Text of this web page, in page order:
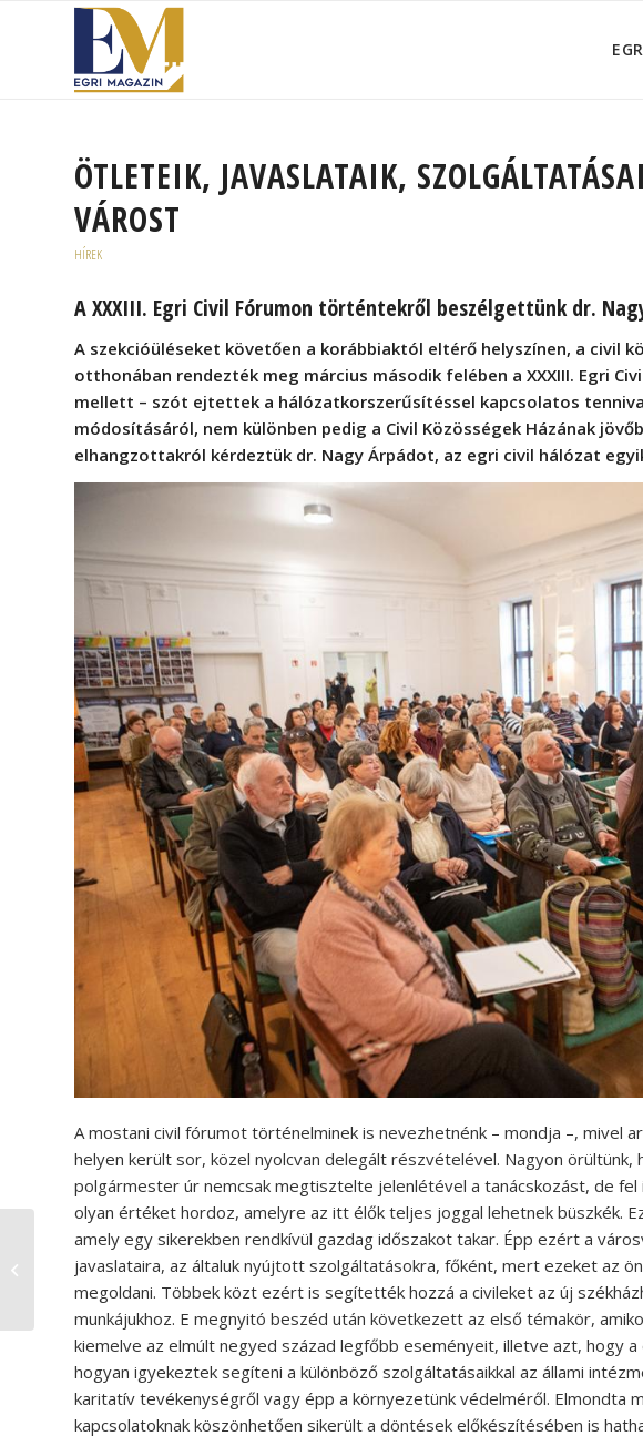
ÖTLETEIK, JAVASLATAIK,
VÁROST
HÍREK
A XXXIII. Egri Civil Fórumon történtekről beszélgettünk dr.
A szekcióüléseket követően a korábbiaktól eltérő helyszínen, a civil
otthonában rendezték meg március második felében a XXXIII. Egri
mellett – szót ejtettek a hálózatkorszerűsítéssel kapcsolatos
módosításáról, nem különben pedig a Civil Közösségek Házának
elhangzottakról kérdeztük dr. Nagy Árpádot, az egri civil hálózat
A mostani civil fórumot történelminek is nevezhetnénk – mondja –, mivel
helyen került sor, közel nyolcvan delegált részvételével. Nagyon örültünk,
polgármester úr nemcsak megtisztelte jelenlétével a tanácskozást, de
olyan értéket hordoz, amelyre az itt élők teljes joggal lehetnek büszkék.
amely egy sikerekben rendkívül gazdag időszakot takar. Épp ezért a
javaslataira, az általuk nyújtott szolgáltatásokra, főként, mert ezeket az
megoldani. Többek közt ezért is segítették hozzá a civileket az új
munkájukhoz. E megnyitó beszéd után következett az első témakör,
kiemelve az elmúlt negyed század legfőbb eseményeit, illetve azt, hogy
hogyan igyekeztek segíteni a különböző szolgáltatásaikkal az állami
karitatív tevékenységről vagy épp a környezetünk védelméről. Elmondta
kapcsolatoknak köszönhetően sikerült a döntések előkészítésében is
Sport – 2022. április